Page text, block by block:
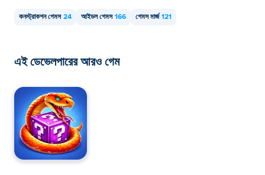
কনস্ট্রাকশন গেমস 24 আইডল গেমস 166 গেমস মার্জ 121
এই ডেভেলপারের আরও গেম